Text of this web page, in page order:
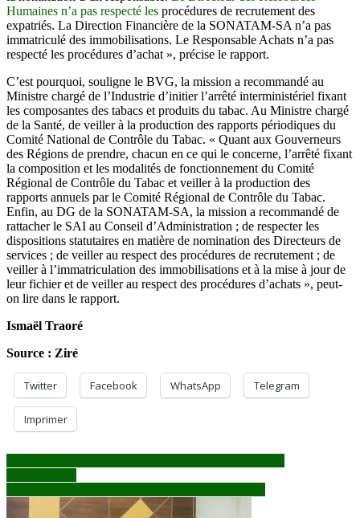
Humaines n’a pas respecté les procédures de recrutement des
expatriés. La Direction Financière de la SONATAM-SA n’a pas
immatriculé des immobilisations. Le Responsable Achats n’a pas
respecté les procédures d’achat », précise le rapport.
C’est pourquoi, souligne le BVG, la mission a recommandé au
Ministre chargé de l’Industrie d’initier l’arrêté interministériel fixant
les composantes des tabacs et produits du tabac. Au Ministre chargé
de la Santé, de veiller à la production des rapports périodiques du
Comité National de Contrôle du Tabac. « Quant aux Gouverneurs
des Régions de prendre, chacun en ce qui le concerne, l’arrêté fixant
la composition et les modalités de fonctionnement du Comité
Régional de Contrôle du Tabac et veiller à la production des
rapports annuels par le Comité Régional de Contrôle du Tabac.
Enfin, au DG de la SONATAM-SA, la mission a recommandé de
rattacher le SAI au Conseil d’Administration ; de respecter les
dispositions statutaires en matière de nomination des Directeurs de
services ; de veiller au respect des procédures de recrutement ; de
veiller à l’immatriculation des immobilisations et à la mise à jour de
leur fichier et de veiller au respect des procédures d’achats », peut-
on lire dans le rapport.
Ismaël Traoré
Source : Ziré
Twitter Facebook WhatsApp Telegram
Imprimer
Navigation
de
l’article